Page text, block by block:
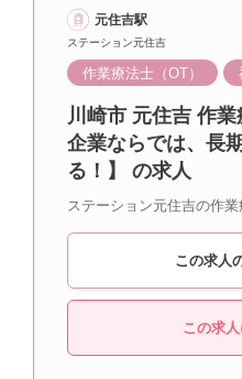
元住吉駅
ステーション元住吉
作業療法士（OT）
川崎市 元住吉 作
企業ならでは、長
る！】 の求人
ステーション元住吉の作業
この求人
この求